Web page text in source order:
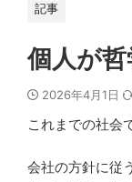
記事
個人が
2026年4月1日
これまでの社会
会社の方針に従う